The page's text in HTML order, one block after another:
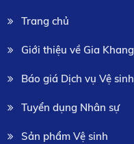
Trang chủ
Giới thiệu về Gia Khang
Báo giá Dịch vụ Vệ sinh
Tuyển dụng Nhân sự
Sản phẩm Vệ sinh